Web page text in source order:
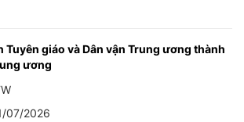
Tuyên giáo và Dân vận Trung ương thành
ương
07/2026